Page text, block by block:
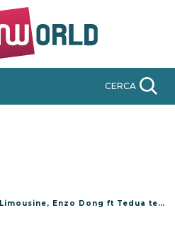
CERCA
Limousine, Enzo Dong ft Tedua testo e significato nuovo singolo